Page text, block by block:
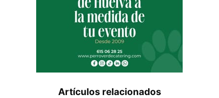
Artículos relacionados